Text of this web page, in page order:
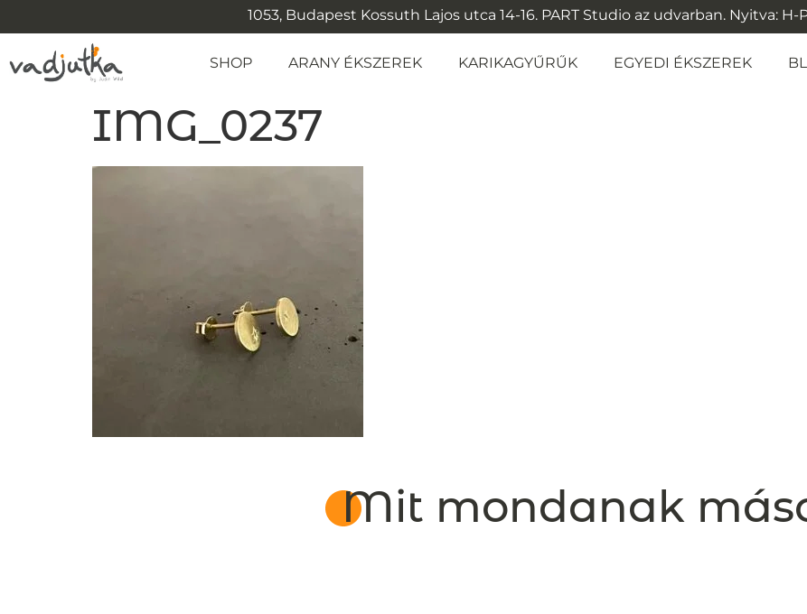
1053, Budapest Kossuth Lajos utca 14-16. PART Studio az udvarban. Nyitva: H-P:
SHOP ARANY ÉKSZEREK KARIKAGYŰRŰK EGYEDI ÉKSZEREK
IMG_0237
Mit mondanak